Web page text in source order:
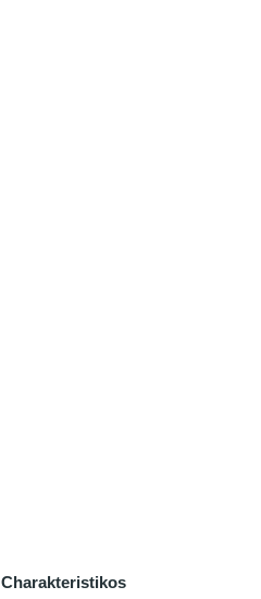
Charakteristikos